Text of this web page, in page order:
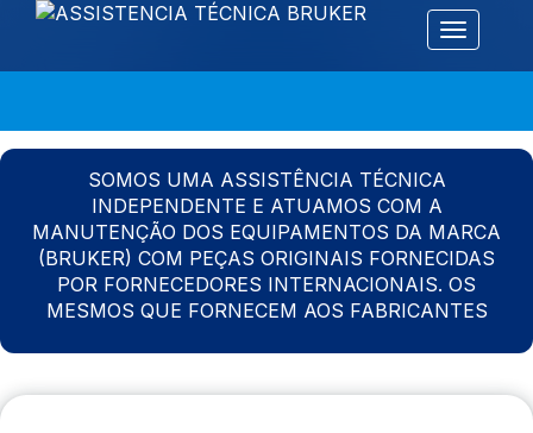
Alternar
SOMOS UMA ASSISTÊNCIA TÉCNICA
INDEPENDENTE E ATUAMOS COM A
MANUTENÇÃO DOS EQUIPAMENTOS DA MARCA
(BRUKER) COM PEÇAS ORIGINAIS FORNECIDAS
POR FORNECEDORES INTERNACIONAIS. OS
MESMOS QUE FORNECEM AOS FABRICANTES